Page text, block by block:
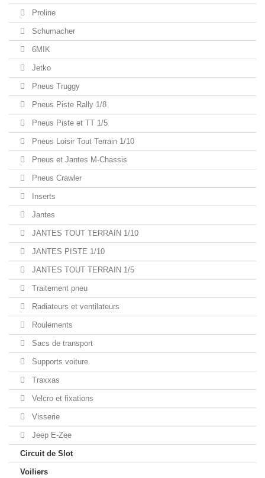
Proline
Schumacher
6MIK
Jetko
Pneus Truggy
Pneus Piste Rally 1/8
Pneus Piste et TT 1/5
Pneus Loisir Tout Terrain 1/10
Pneus et Jantes M-Chassis
Pneus Crawler
Inserts
Jantes
JANTES TOUT TERRAIN 1/10
JANTES PISTE 1/10
JANTES TOUT TERRAIN 1/5
Traitement pneu
Radiateurs et ventilateurs
Roulements
Sacs de transport
Supports voiture
Traxxas
Velcro et fixations
Visserie
Jeep E-Zee
Circuit de Slot
Voiliers